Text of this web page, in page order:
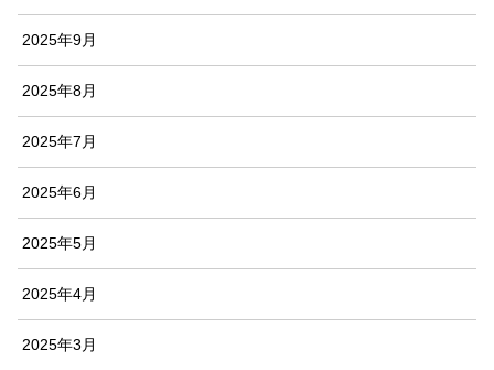
2025年9月
2025年8月
2025年7月
2025年6月
2025年5月
2025年4月
2025年3月